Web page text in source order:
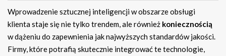
Wprowadzenie sztucznej inteligencji w obszarze obsługi
klienta staje się nie tylko trendem, ale również koniecznością
w dążeniu do zapewnienia jak najwyższych standardów jakości.
Firmy, które potrafią skutecznie integrować te technologie,